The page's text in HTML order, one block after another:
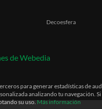
Decoesfera
de Webedia
para generar estadísticas de
analizando tu navegación. Si
su uso. Más información